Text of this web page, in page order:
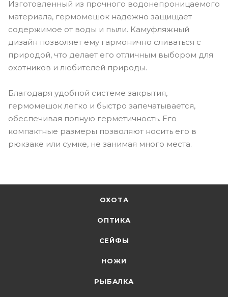
Изготовленный из прочного водонепроницаемого
материала, гермомешок надежно защищает
содержимое от воды и пыли. Камуфляжный
дизайн позволяет ему гармонично сливаться с
природой, что делает его отличным выбором для
охотников и любителей природы.
Благодаря удобной системе закрытия,
гермомешок легко и быстро запечатывается,
обеспечивая полную герметичность. Его
компактные размеры позволяют носить его в
рюкзаке или сумке, не занимая много места.
ОХОТА
ОПТИКА
СЕЙФЫ
НОЖИ
РЫБАЛКА